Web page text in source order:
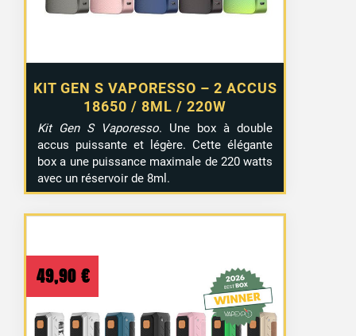
KIT GEN S VAPORESSO – 2 ACCUS
18650 / 8ML / 220W
Kit Gen S Vaporesso. Une box à double
accus puissante et légère. Cette élégante
box a une puissance maximale de 220 watts
avec un réservoir de 8ml.
49,90 €